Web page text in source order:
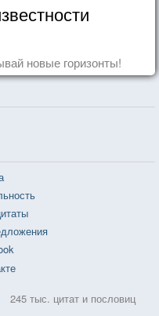
новые горизонты!
245 тыс. цитат и пословиц